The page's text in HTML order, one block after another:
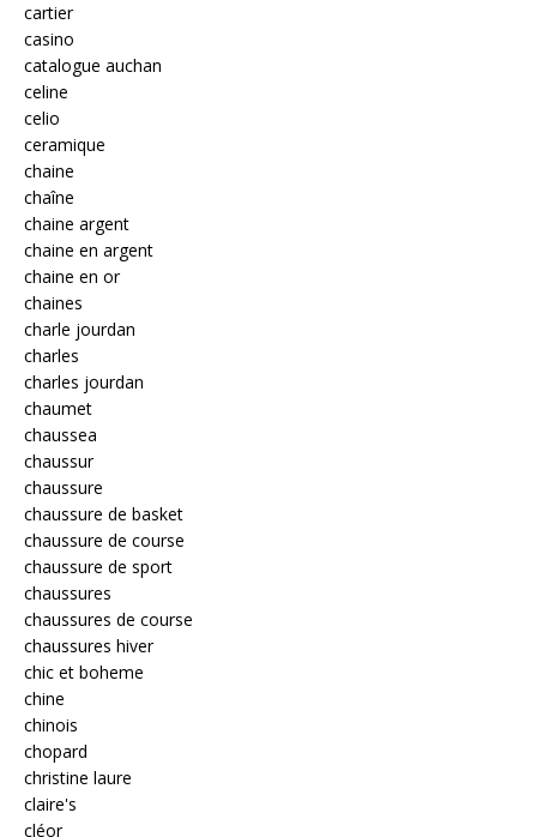
cartier
casino
catalogue auchan
celine
celio
ceramique
chaine
chaîne
chaine argent
chaine en argent
chaine en or
chaines
charle jourdan
charles
charles jourdan
chaumet
chaussea
chaussur
chaussure
chaussure de basket
chaussure de course
chaussure de sport
chaussures
chaussures de course
chaussures hiver
chic et boheme
chine
chinois
chopard
christine laure
claire's
cléor